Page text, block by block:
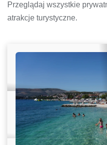
Przeglądaj wszystkie
atrakcje turystyczne.